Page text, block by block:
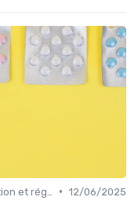
• 12/06/2025